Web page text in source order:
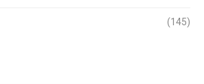
(145)